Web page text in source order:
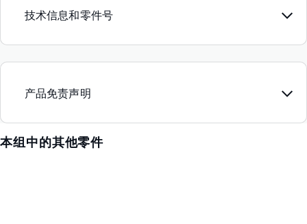
技术信息和零件号
产品免责声明
本组中的其他零件